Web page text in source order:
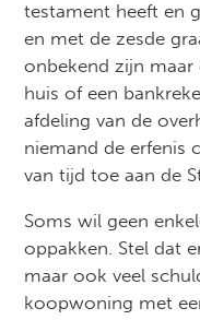
testament heeft en
en met de zesde
onbekend zijn maar
huis of een
afdeling van de
niemand de erfenis
van tijd toe aan de
Soms wil geen
oppakken. Stel dat
maar ook veel
koopwoning met